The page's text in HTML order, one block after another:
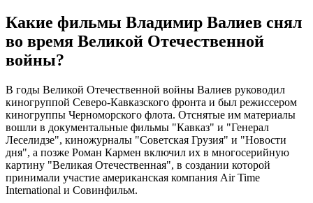
Какие фильмы Владимир Валиев снял
во время Великой Отечественной
войны?
В годы Великой Отечественной войны Валиев руководил
киногруппой Северо-Кавказского фронта и был режиссером
киногруппы Черноморского флота. Отснятые им материалы
вошли в документальные фильмы "Кавказ" и "Генерал
Леселидзе", киножурналы "Советская Грузия" и "Новости
дня", а позже Роман Кармен включил их в многосерийную
картину "Великая Отечественная", в создании которой
принимали участие американская компания Air Time
International и Совинфильм.